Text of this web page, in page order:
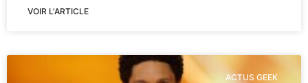
VOIR L'ARTICLE
ACTUS GEEK